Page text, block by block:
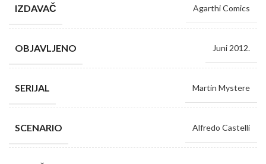
IZDAVAČ Agarthi Comics
OBJAVLJENO Juni 2012.
SERIJAL Martin Mystere
SCENARIO Alfredo Castelli